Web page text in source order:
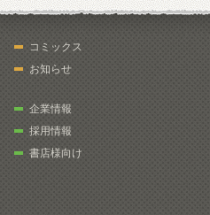
コミックス
お知らせ
企業情報
採用情報
書店様向け